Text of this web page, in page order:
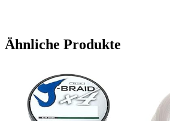
Ähnliche Produkte